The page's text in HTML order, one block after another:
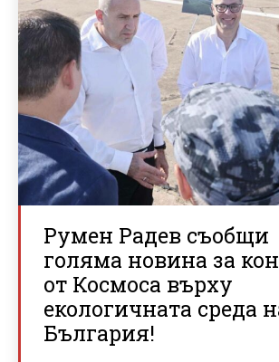
Румен Радев съобщи
голяма новина за
от Космоса върху
екологичната среда
България!